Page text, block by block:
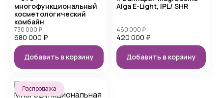
многофункциональный
косметологический
комбайн
680 000 ₽
730 000₽
Добавить в корзину
Alga E-Light, IPL/ SHR
420 000 ₽
460 000₽
Добавить в корзину
Распродажа